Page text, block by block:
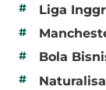
# Liga
#
# Bola
#